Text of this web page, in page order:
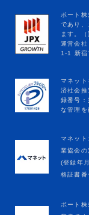
マネット
業協会の
(登録年
格証書
ポート株